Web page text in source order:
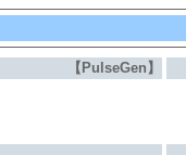
【PulseGen】